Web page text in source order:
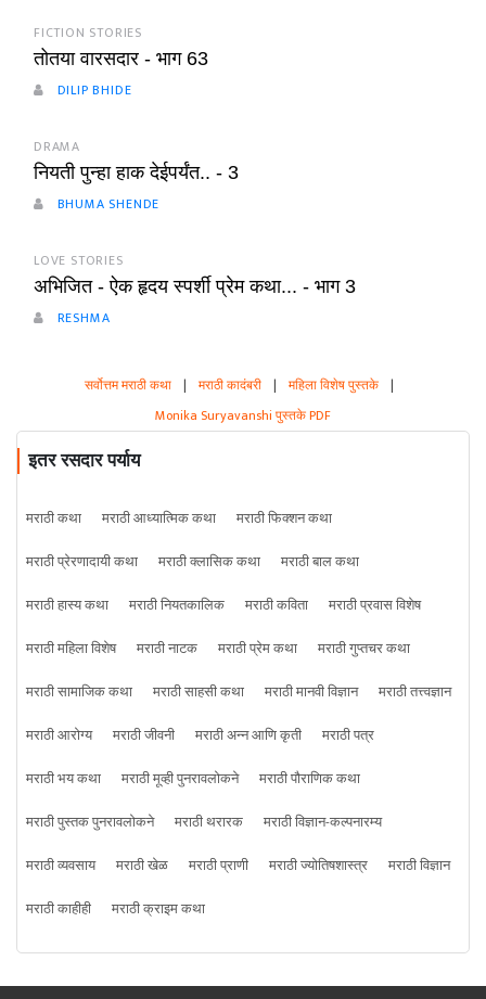
FICTION STORIES
तोतया वारसदार - भाग 63
DILIP BHIDE
DRAMA
नियती पुन्हा हाक देईपर्यंत.. - 3
BHUMA SHENDE
LOVE STORIES
अभिजित - ऐक हृदय स्पर्शी प्रेम कथा... - भाग 3
RESHMA
सर्वोत्तम मराठी कथा | मराठी कादंबरी | महिला विशेष पुस्तके |
Monika Suryavanshi पुस्तके PDF
इतर रसदार पर्याय
मराठी कथा मराठी आध्यात्मिक कथा
मराठी फिक्शन कथा
मराठी प्रेरणादायी कथा
मराठी क्लासिक कथा
मराठी बाल कथा
मराठी हास्य कथा
मराठी नियतकालिक मराठी कविता
मराठी प्रवास विशेष
मराठी महिला विशेष
मराठी नाटक मराठी प्रेम कथा
मराठी गुप्तचर कथा
मराठी सामाजिक कथा
मराठी साहसी कथा मराठी मानवी विज्ञान
मराठी तत्त्वज्ञान
मराठी आरोग्य
मराठी जीवनी मराठी अन्न आणि कृती
मराठी पत्र
मराठी भय कथा
मराठी मूव्ही पुनरावलोकने
मराठी पौराणिक कथा
मराठी पुस्तक पुनरावलोकने
मराठी थरारक
मराठी विज्ञान-कल्पनारम्य
मराठी व्यवसाय
मराठी खेळ मराठी प्राणी मराठी ज्योतिषशास्त्र
मराठी विज्ञान
मराठी काहीही
मराठी क्राइम कथा